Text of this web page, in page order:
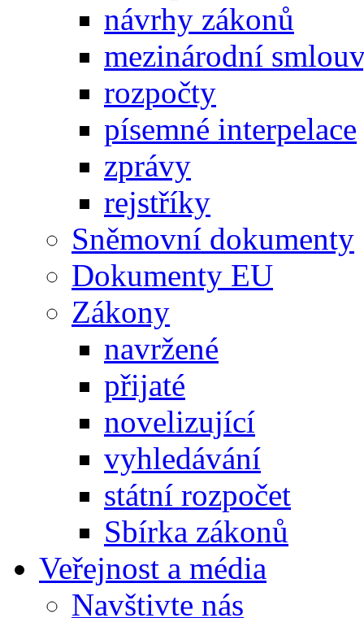
návrhy zákonů
mezinárodní
rozpočty
písemné interpelace
zprávy
rejstříky
Sněmovní dokumenty
Dokumenty EU
Zákony
navržené
přijaté
novelizující
vyhledávání
státní rozpočet
Sbírka zákonů
Veřejnost a média
Navštivte nás